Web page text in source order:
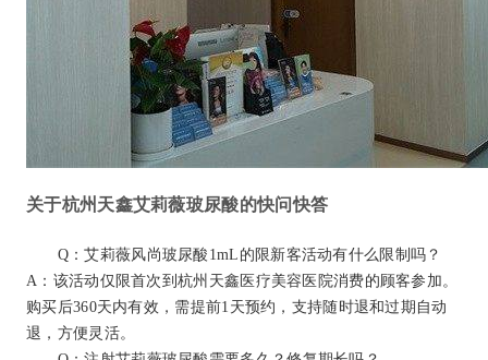
关于杭州天鑫艾莉薇玻尿酸的快问快答
Q：艾莉薇风尚玻尿酸1mL的限新客活动有什么限制吗？
A：该活动仅限首次到杭州天鑫医疗美容医院消费的顾客参加。
购买后360天内有效，需提前1天预约，支持随时退和过期自动
退，方便灵活。